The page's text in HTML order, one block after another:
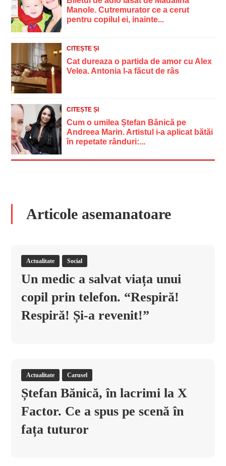
Manole. Cutremurator ce a cerut
pentru copilul ei, inainte...
CITEȘTE ȘI
Cat dureaza o partida de amor cu Alex
Velea. Antonia l-a făcut de râs
CITEȘTE ȘI
Cum o umilea Ștefan Bănică pe
Andreea Marin. Artistul i-a aplicat bătăi
în repetate rânduri:...
Articole asemanatoare
Actualitate Social
Un medic a salvat viața unui
copil prin telefon. “Respiră!
Respiră! Și-a revenit!”
Actualitate Carusel
Ștefan Bănică, în lacrimi la X
Factor. Ce a spus pe scenă în
fața tuturor